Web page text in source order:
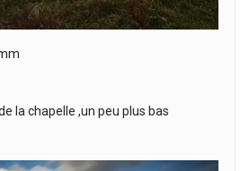
la chapelle ,un peu plus bas